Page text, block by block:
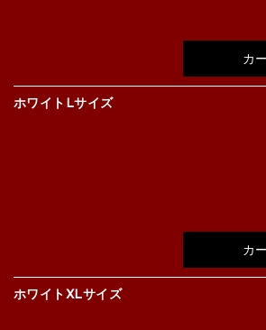
ホワイトLサイズ
ホワイトXLサイズ